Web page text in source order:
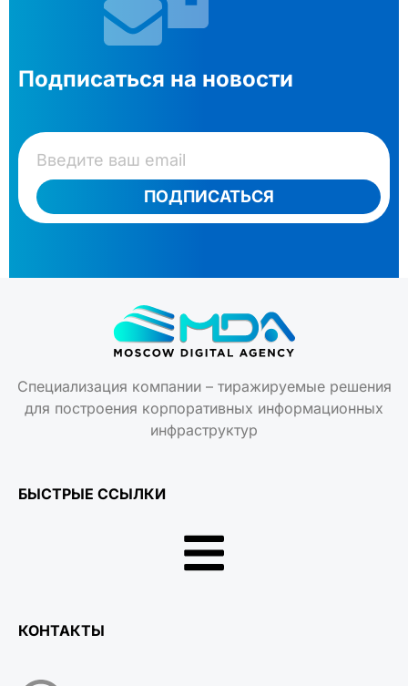
Подписаться на новости
ПОДПИСАТЬСЯ
Специализация компании – тиражируемые решения
для построения корпоративных информационных
БЫСТРЫЕ ССЫЛКИ
Есть вопросы?